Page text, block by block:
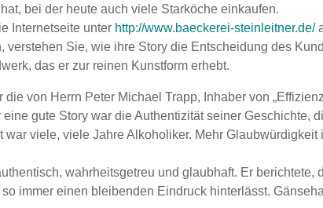
bei der heute auch viele Starköche einkaufen.
Internetseite unter http://www.baeckerei-steinleitner.de/
verstehen Sie, wie ihre Story die Entscheidung des
das er zur reinen Kunstform erhebt.
von Herrn Peter Michael Trapp, Inhaber von
gute Story war die Authentizität seiner Geschichte,
viele, viele Jahre Alkoholiker. Mehr Glaubwürdigkeit
wahrheitsgetreu und glaubhaft. Er berichtete,
immer einen bleibenden Eindruck hinterlässt.